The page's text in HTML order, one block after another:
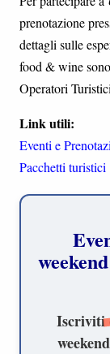
prenotazione
dettagli sulle
food & wine
Operatori
Link utili:
Eventi e
Pacchetti turistici
Iscriviti